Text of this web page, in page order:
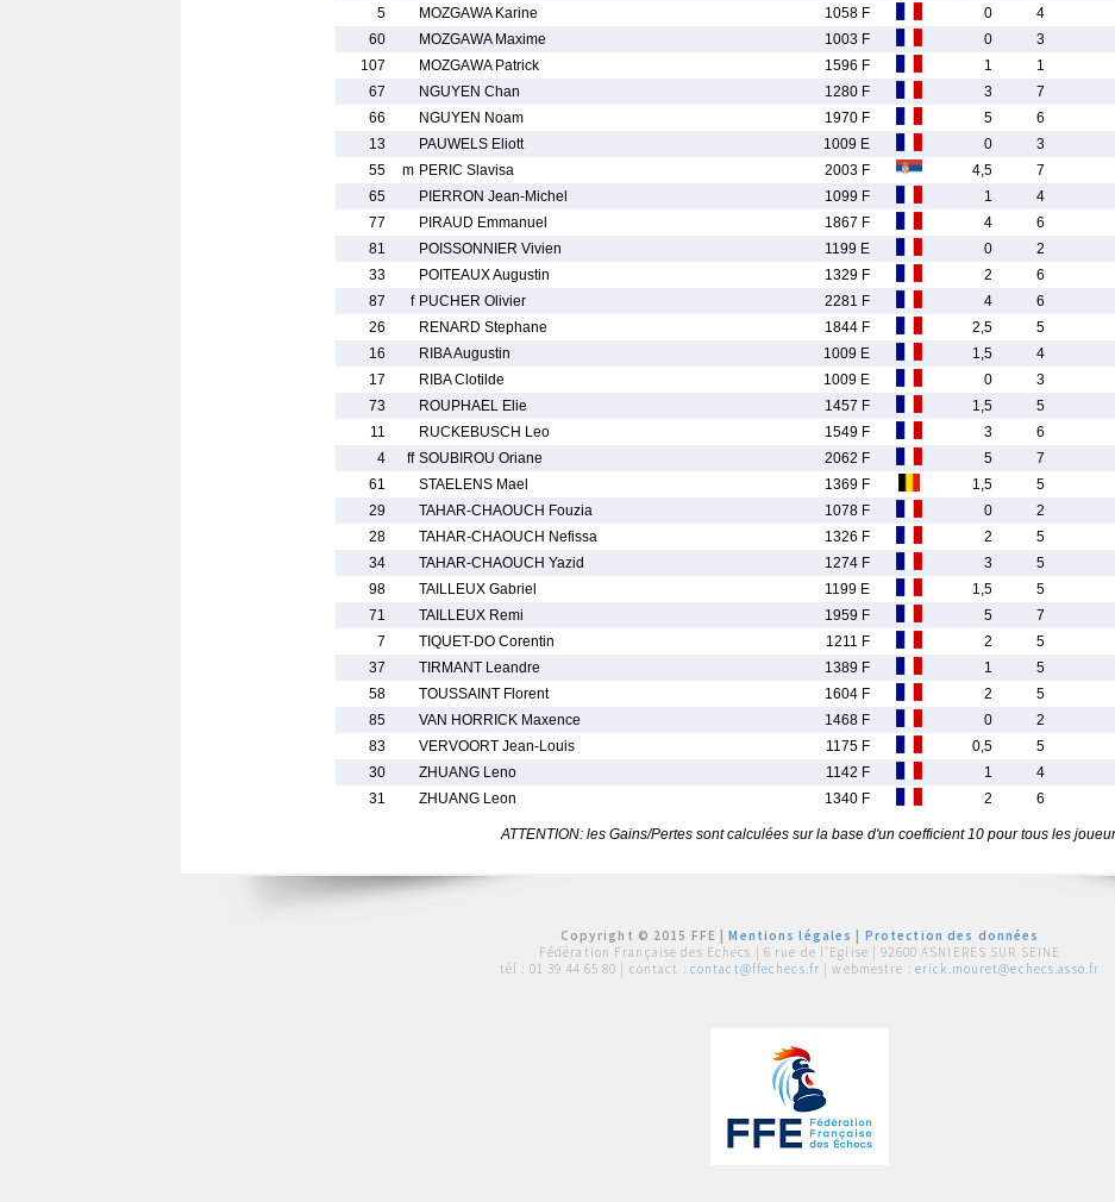
5
MOZGAWA Karine 1058 F 0 4
60
MOZGAWA Maxime 1003 F 0 3
107
MOZGAWA Patrick 1596 F 1 1
67
NGUYEN Chan 1280 F 3 7
66
NGUYEN Noam 1970 F 5 6
13
PAUWELS Eliott 1009 E 0 3
55
m PERIC Slavisa 2003 F 4,5 7
65
PIERRON Jean-Michel 1099 F 1 4
77
PIRAUD Emmanuel 1867 F 4 6
81
POISSONNIER Vivien 1199 E 0 2
33
POITEAUX Augustin 1329 F 2 6
87
f PUCHER Olivier 2281 F 4 6
26
RENARD Stephane 1844 F 2,5 5
16
RIBA Augustin 1009 E 1,5 4
17
RIBA Clotilde 1009 E 0 3
73
ROUPHAEL Elie 1457 F 1,5 5
11
RUCKEBUSCH Leo 1549 F 3 6
4
ff SOUBIROU Oriane 2062 F 5 7
61
STAELENS Mael 1369 F 1,5 5
29
TAHAR-CHAOUCH Fouzia 1078 F 0 2
28
TAHAR-CHAOUCH Nefissa 1326 F 2 5
34
TAHAR-CHAOUCH Yazid 1274 F 3 5
98
TAILLEUX Gabriel 1199 E 1,5 5
71
TAILLEUX Remi 1959 F 5 7
7
TIQUET-DO Corentin 1211 F 2 5
37
TIRMANT Leandre 1389 F 1 5
58
TOUSSAINT Florent 1604 F 2 5
85
VAN HORRICK Maxence 1468 F 0 2
83
VERVOORT Jean-Louis 1175 F 0,5 5
30
ZHUANG Leno 1142 F 1 4
31
ZHUANG Leon 1340 F 2 6
ATTENTION: les Gains/Pertes sont calculées sur la base d'un coefficient 10 pour tous les
Copyright © 2015 FFE |Mentions légales
Protection des données
Fédération Française des Echecs | 6 rue de l'Eglise | 92600 ASNIERES SUR SEINE
tél : 01 39 44 65 80 | contact : contact@ffechecs.fr | webmestre : erick.mouret@echecs.asso.fr